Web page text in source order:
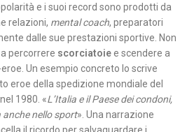
e i suoi record sono prodotti da
relazioni, mental coach, preparatori
dalle sue prestazioni sportive. Non
percorrere scorciatoiee scendere a
Un esempio concreto lo scrive
eroe della spedizione mondiale del
1980. «L’Italia e il Paese dei condoni,
anche nello sport». Una narrazione